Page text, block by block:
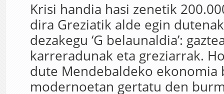
Krisi handia hasi zenetik
dira Greziatik alde egin
dezakegu ‘G belaunaldia’:
karreradunak eta greziarrak.
dute Mendebaldeko ekonomia
modernoetan gertatu den